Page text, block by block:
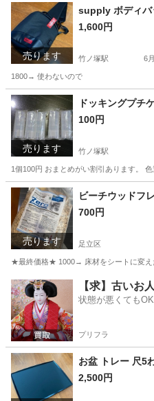
東京 足立区 生活
売ります
supply ボディバ
1,600円
竹ノ塚駅 6
1800→ 使わないので
東京 足立区 竹ノ塚駅 バッグ
売ります
ドッキングプ
100円
竹ノ塚駅
1個100円 おまとめがい割引あります。 色
東京 足立区 竹ノ塚駅 靴/バ
売ります
ビーチウッドフ
700円
足立区
★最終価格★ 1000→ 床材をシートに変え
東京 足立区 生活雑貨 シー
【求】古いお
状態が悪くても
プリフラ
お盆 トレー 尺5
2,500円